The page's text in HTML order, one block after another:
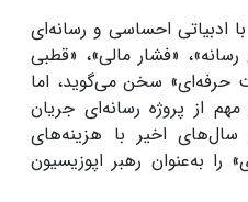
با ادبیاتی احساسی و رسانه‌ای
«فشار مالی»، «قطبی
سخن می‌گوید، اما
از پروژه رسانه‌ای جریان
اخیر با هزینه‌های
به‌عنوان رهبر اپوزیسیون